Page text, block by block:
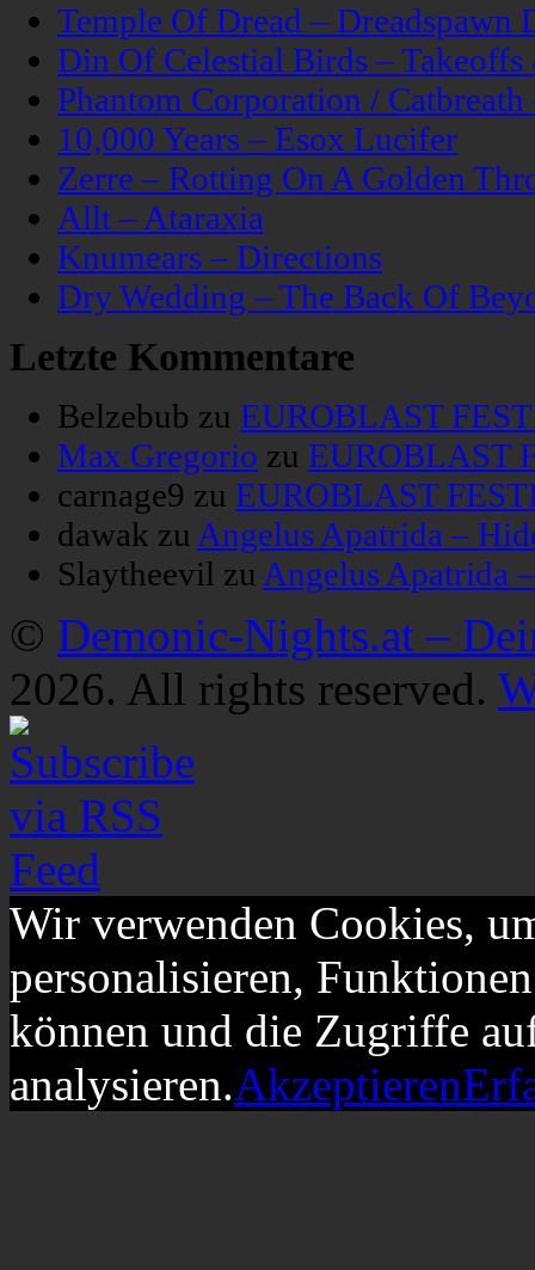
Temple Of Dread – Dreadspawn
Din Of Celestial Birds –
Phantom Corporation /
10,000 Years – Esox Lucifer
Zerre – Rotting On A Golden
Allt – Ataraxia
Knumears – Directions
Dry Wedding – The Back Of
Letzte Kommentare
Belzebub zu EUROBLAST
Max Gregorio zu EUROBLAST
carnage9 zu EUROBLAST
dawak zu Angelus Apatrida –
Slaytheevil zu Angelus Apatrida
© Demonic-Nights.at –
2026. All rights reserved.
Wir verwenden Cookies,
personalisieren,
können und die Zugriffe
analysieren.Akzeptieren